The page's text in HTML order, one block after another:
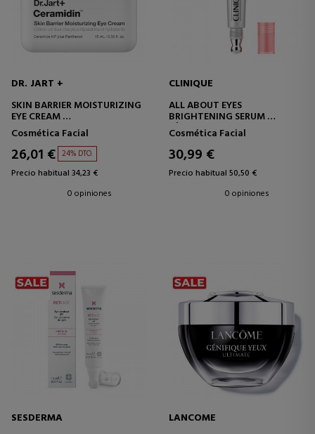
DR. JART +
SKIN BARRIER MOISTURIZING
EYE CREAM
CREMA CONTORNO DE OJOS
Cosmética Facial
26,01 € 24% DTO.
Precio habitual 34,23 €
0 opiniones
CLINIQUE
ALL ABOUT EYES
BRIGHTENING SERUM
SÉRUM CONTORNO DE OJOS
Cosmética Facial
30,99 €
Precio habitual 50,50 €
0 opiniones
SESDERMA
LANCOME